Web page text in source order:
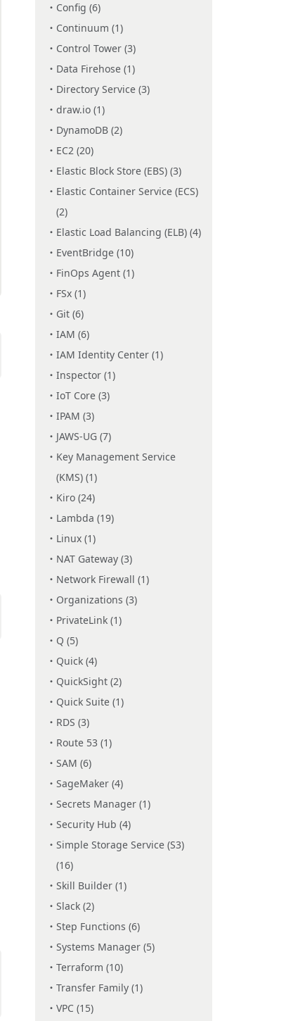
Config (6)
Continuum (1)
Control Tower (3)
Data Firehose (1)
Directory Service (3)
draw.io (1)
DynamoDB (2)
EC2 (20)
Elastic Block Store (EBS) (3)
Elastic Container Service (ECS)
(2)
Elastic Load Balancing (ELB) (4)
EventBridge (10)
FinOps Agent (1)
FSx (1)
Git (6)
IAM (6)
IAM Identity Center (1)
Inspector (1)
IoT Core (3)
IPAM (3)
JAWS-UG (7)
Key Management Service
(KMS) (1)
Kiro (24)
Lambda (19)
Linux (1)
NAT Gateway (3)
Network Firewall (1)
Organizations (3)
PrivateLink (1)
Q (5)
Quick (4)
QuickSight (2)
Quick Suite (1)
RDS (3)
Route 53 (1)
SAM (6)
SageMaker (4)
Secrets Manager (1)
Security Hub (4)
Simple Storage Service (S3)
(16)
Skill Builder (1)
Slack (2)
Step Functions (6)
Systems Manager (5)
Terraform (10)
Transfer Family (1)
VPC (15)